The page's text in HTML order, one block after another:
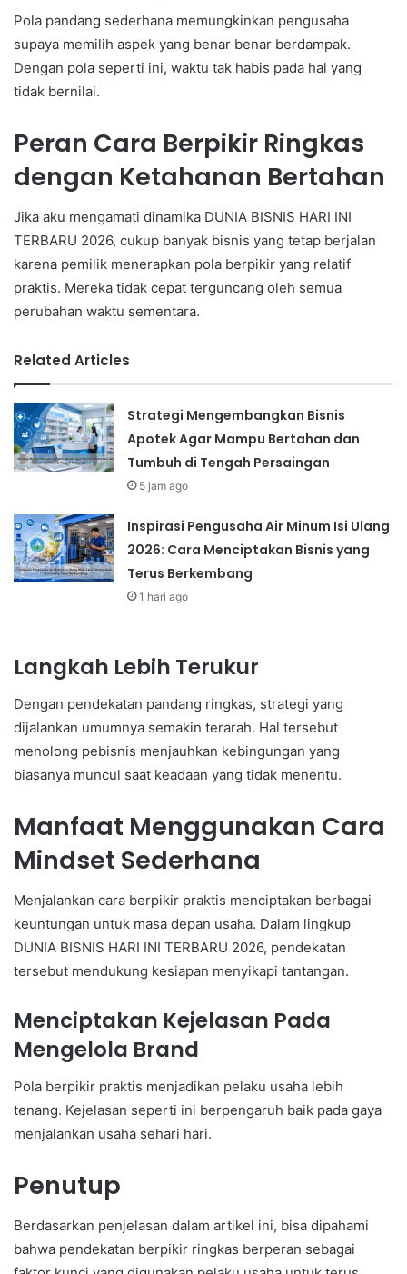
Pola pandang sederhana memungkinkan pengusaha
supaya memilih aspek yang benar benar berdampak.
Dengan pola seperti ini, waktu tak habis pada hal yang
tidak bernilai.
Peran Cara Berpikir Ringkas
dengan Ketahanan Bertahan
Jika aku mengamati dinamika DUNIA BISNIS HARI INI
TERBARU 2026, cukup banyak bisnis yang tetap berjalan
karena pemilik menerapkan pola berpikir yang relatif
praktis. Mereka tidak cepat terguncang oleh semua
perubahan waktu sementara.
Related Articles
Strategi Mengembangkan Bisnis
Apotek Agar Mampu Bertahan dan
Tumbuh di Tengah Persaingan
5 jam ago
Inspirasi Pengusaha Air Minum Isi Ulang
2026: Cara Menciptakan Bisnis yang
Terus Berkembang
1 hari ago
Langkah Lebih Terukur
Dengan pendekatan pandang ringkas, strategi yang
dijalankan umumnya semakin terarah. Hal tersebut
menolong pebisnis menjauhkan kebingungan yang
biasanya muncul saat keadaan yang tidak menentu.
Manfaat Menggunakan Cara
Mindset Sederhana
Menjalankan cara berpikir praktis menciptakan berbagai
keuntungan untuk masa depan usaha. Dalam lingkup
DUNIA BISNIS HARI INI TERBARU 2026, pendekatan
tersebut mendukung kesiapan menyikapi tantangan.
Menciptakan Kejelasan Pada
Mengelola Brand
Pola berpikir praktis menjadikan pelaku usaha lebih
tenang. Kejelasan seperti ini berpengaruh baik pada gaya
menjalankan usaha sehari hari.
Penutup
Berdasarkan penjelasan dalam artikel ini, bisa dipahami
bahwa pendekatan berpikir ringkas berperan sebagai